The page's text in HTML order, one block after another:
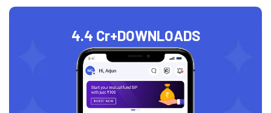
4.4 Cr+DOWNLOADS